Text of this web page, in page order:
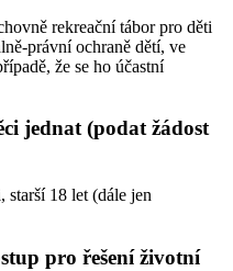
rekreační tábor pro děti
právní ochraně dětí, ve
že se ho účastní
jednat (podat žádost
starší 18 let (dále jen
pro řešení životní